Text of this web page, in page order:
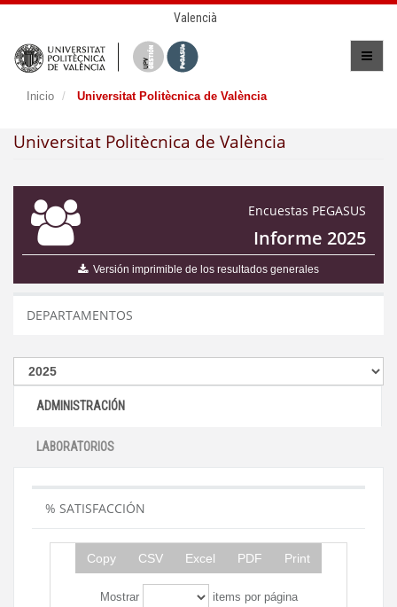
Valencià
Inicio Universitat Politècnica de València
Universitat Politècnica de València
Encuestas PEGASUS
Informe 2025
Versión imprimible de los resultados generales
DEPARTAMENTOS
ADMINISTRACIÓN
LABORATORIOS
% SATISFACCIÓN
Copy CSV Excel PDF Print
Mostrar items por página